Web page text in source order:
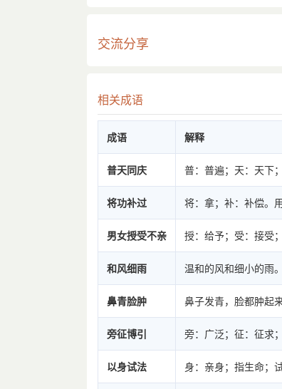
交流分享
相关成语
成语 解释
普天同庆 普：普遍；天：天下
将功补过 将：拿；补：补偿。
男女授受不亲 授：给予；受：接受
和风细雨 温和的风和细小的雨
鼻青脸肿 鼻子发青，脸都肿起
旁征博引 旁：广泛；征：征求
以身试法 身：亲身；指生命；